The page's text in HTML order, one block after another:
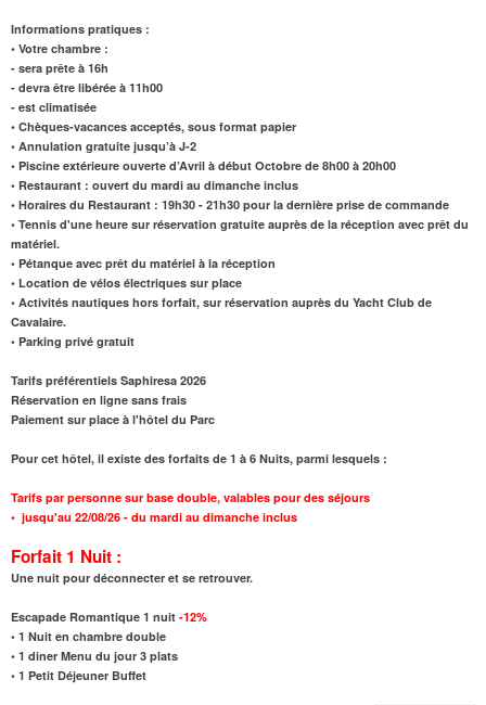
Informations pratiques :
• Votre chambre :
- sera prête à 16h
- devra être libérée à 11h00
- est climatisée
• Chèques-vacances acceptés, sous format papier
• Annulation gratuite jusqu’à J-2
• Piscine extérieure ouverte d’Avril à début Octobre de 8h00 à 20h00
• Restaurant : ouvert du mardi au dimanche inclus
• Horaires du Restaurant : 19h30 - 21h30 pour la dernière prise de commande
• Tennis d'une heure sur réservation gratuite auprès de la réception avec prêt du
matériel.
• Pétanque avec prêt du matériel à la réception
• Location de vélos électriques sur place
• Activités nautiques hors forfait, sur réservation auprès du Yacht Club de
Cavalaire.
• Parking privé gratuit
Tarifs préférentiels Saphiresa 2026
Réservation en ligne sans frais
Paiement sur place à l'hôtel du Parc
Pour cet hôtel, il existe des forfaits de 1 à 6 Nuits, parmi lesquels :
Tarifs par personne sur base double, valables pour des séjours
• jusqu'au 22/08/26 - du mardi au dimanche inclus
Forfait 1 Nuit :
Une nuit pour déconnecter et se retrouver.
Escapade Romantique 1 nuit -12%
• 1 Nuit en chambre double
• 1 diner Menu du jour 3 plats
• 1 Petit Déjeuner Buffet